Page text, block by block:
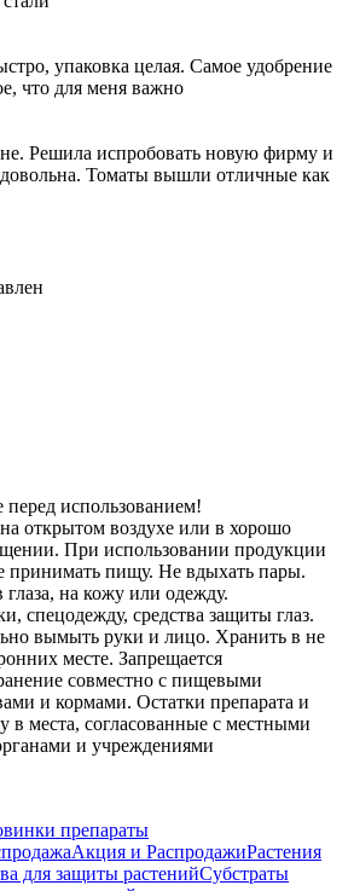
упаковка целая. Самое удобрение
что для меня важно
Решила испробовать новую фирму и
довольна. Томаты вышли отличные как
использованием!
открытом воздухе или в хорошо
При использовании продукции
принимать пищу. Не вдыхать пары.
глаза, на кожу или одежду.
спецодежду, средства защиты глаз.
вымыть руки и лицо. Хранить в не
месте. Запрещается
совместно с пищевыми
и кормами. Остатки препарата и
в места, согласованные с местными
и учреждениями
препараты
Акция и РаспродажиРастения
для защиты растенийСубстраты